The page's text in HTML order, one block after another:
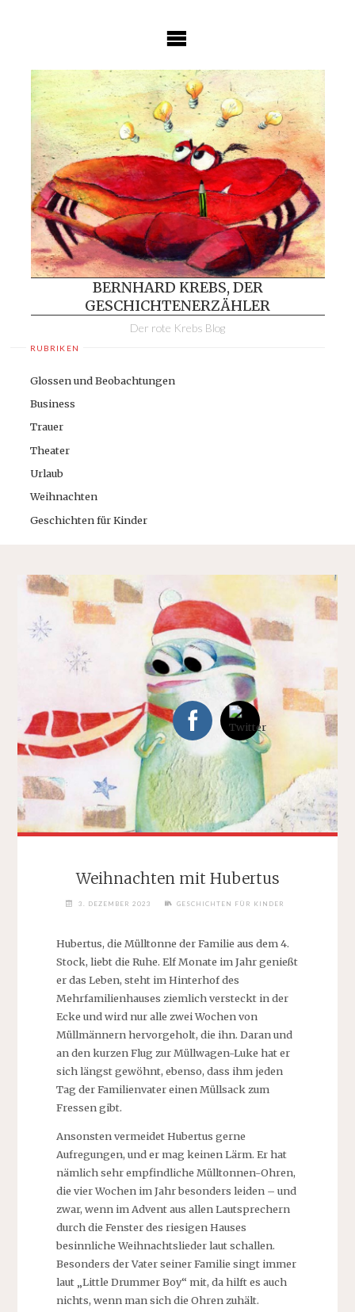
BERNHARD KREBS, DER
GESCHICHTENERZÄHLER
Der rote Krebs Blog
RUBRIKEN
Glossen und Beobachtungen
Business
Trauer
Theater
Urlaub
Weihnachten
Geschichten für Kinder
Weihnachten mit Hubertus
3. DEZEMBER 2023 GESCHICHTEN FÜR KINDER
Hubertus, die Mülltonne der Familie aus dem 4.
Stock, liebt die Ruhe. Elf Monate im Jahr genießt
er das Leben, steht im Hinterhof des
Mehrfamilienhauses ziemlich versteckt in der
Ecke und wird nur alle zwei Wochen von
Müllmännern hervorgeholt, die ihn. Daran und
an den kurzen Flug zur Müllwagen-Luke hat er
sich längst gewöhnt, ebenso, dass ihm jeden
Tag der Familienvater einen Müllsack zum
Fressen gibt.
Ansonsten vermeidet Hubertus gerne
Aufregungen, und er mag keinen Lärm. Er hat
nämlich sehr empfindliche Mülltonnen-Ohren,
die vier Wochen im Jahr besonders leiden – und
zwar, wenn im Advent aus allen Lautsprechern
durch die Fenster des riesigen Hauses
besinnliche Weihnachtslieder laut schallen.
Besonders der Vater seiner Familie singt immer
laut „Little Drummer Boy“ mit, da hilft es auch
nichts, wenn man sich die Ohren zuhält.